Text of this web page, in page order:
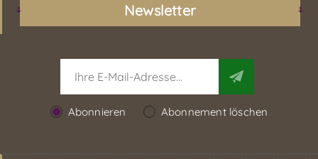
Newsletter
Abonnieren Abonnement löschen